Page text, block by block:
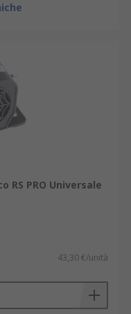
PRO Universale
43,30 €/unità